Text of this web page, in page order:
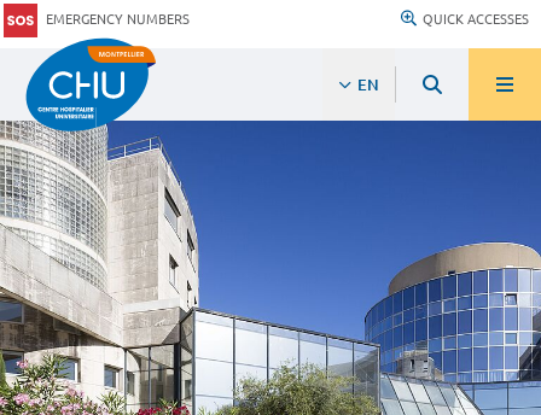
EMERGENCY NUMBERS QUICK ACCESSES
EN